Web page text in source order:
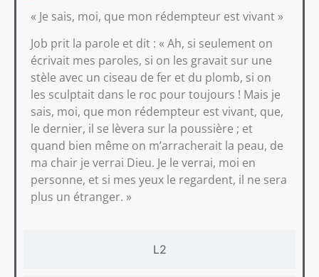
L2
« Je sais, moi, que mon rédempteur est vivant »
Job prit la parole et dit : « Ah, si seulement on
écrivait mes paroles, si on les gravait sur une
stèle avec un ciseau de fer et du plomb, si on
les sculptait dans le roc pour toujours ! Mais je
sais, moi, que mon rédempteur est vivant, que,
le dernier, il se lèvera sur la poussière ; et
quand bien même on m’arracherait la peau, de
ma chair je verrai Dieu. Je le verrai, moi en
personne, et si mes yeux le regardent, il ne sera
plus un étranger. »